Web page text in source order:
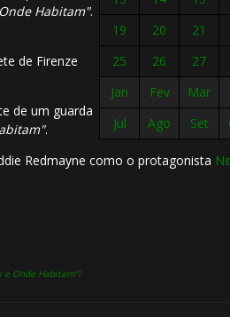
19
20 21
25
26 27
Jan
Fev Mar
Jul
Ago Set
Habitam".
de Firenze
de um guarda
.
Redmayne como o protagonista
e Onde Habitam"!